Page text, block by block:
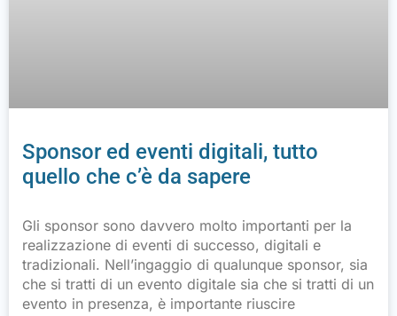
Sponsor ed eventi digitali, tutto
quello che c’è da sapere
Gli sponsor sono davvero molto importanti per la
realizzazione di eventi di successo, digitali e
tradizionali. Nell’ingaggio di qualunque sponsor, sia
che si tratti di un evento digitale sia che si tratti di un
evento in presenza, è importante riuscire